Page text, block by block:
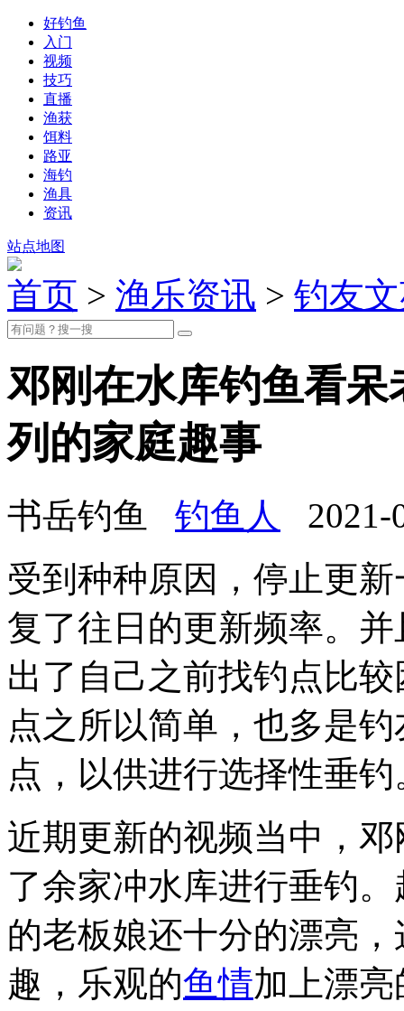
好钓鱼
入门
视频
技巧
直播
渔获
饵料
路亚
海钓
渔具
资讯
站点地图
首页 > 渔乐资讯 > 钓友
邓刚在水库钓鱼看
列的家庭趣事
书岳钓鱼 钓鱼人
2021-
受到种种原因，停止更
复了往日的更新频率。
出了自己之前找钓点比
点之所以简单，也多是
点，以供进行选择性垂钓
近期更新的视频当中，
了余家冲水库进行垂钓
的老板娘还十分的漂亮
趣，乐观的鱼情加上漂